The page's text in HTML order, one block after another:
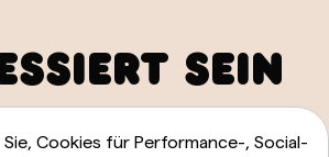
SEIN
Cookies für Performance-, Social-